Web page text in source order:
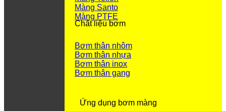
Màng Santo
Màng PTFE
Chất liệu bơm
Bơm thân nhôm
Bơm thân nhựa
Bơm thân inox
Bơm thân gang
Ứng dụng bơm màng